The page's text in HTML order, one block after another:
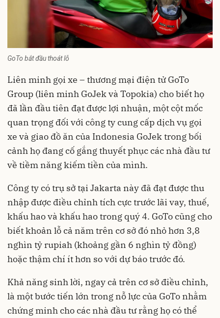
GoTo bắt đầu thoát lỗ
Liên minh gọi xe – thương mại điện tử GoTo
Group (liên minh GoJek và Topokia) cho biết họ
đã lần đầu tiên đạt được lợi nhuận, một cột mốc
quan trọng đối với công ty cung cấp dịch vụ gọi
xe và giao đồ ăn của Indonesia GoJek trong bối
cảnh họ đang cố gắng thuyết phục các nhà đầu tư
về tiềm năng kiếm tiền của mình.
Công ty có trụ sở tại Jakarta này đã đạt được thu
nhập được điều chỉnh tích cực trước lãi vay, thuế,
khấu hao và khấu hao trong quý 4. GoTo cũng cho
biết khoản lỗ cả năm trên cơ sở đó nhỏ hơn 3,8
nghìn tỷ rupiah (khoảng gần 6 nghìn tỷ đồng)
hoặc thậm chí ít hơn so với dự báo trước đó.
Khả năng sinh lời, ngay cả trên cơ sở điều chỉnh,
là một bước tiến lớn trong nỗ lực của GoTo nhằm
chứng minh cho các nhà đầu tư rằng họ có thể